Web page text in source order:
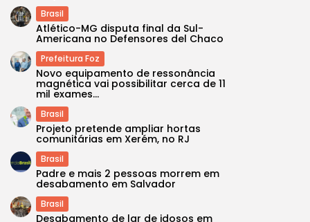
Brasil
Atlético-MG disputa final da Sul-
Americana no Defensores del Chaco
Prefeitura Foz
Novo equipamento de ressonância
magnética vai possibilitar cerca de 11
mil exames...
Brasil
Projeto pretende ampliar hortas
comunitárias em Xerém, no RJ
Brasil
Padre e mais 2 pessoas morrem em
desabamento em Salvador
Brasil
Desabamento de lar de idosos em